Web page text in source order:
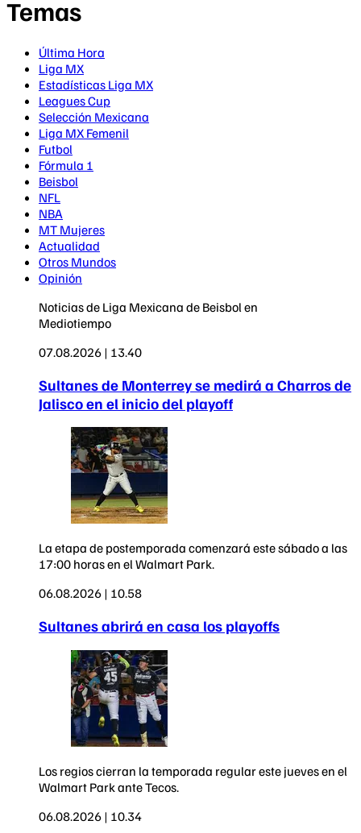
Temas
Última Hora
Liga MX
Estadísticas Liga MX
Leagues Cup
Selección Mexicana
Liga MX Femenil
Futbol
Fórmula 1
Beisbol
NFL
NBA
MT Mujeres
Actualidad
Otros Mundos
Opinión
Noticias de Liga Mexicana de Beisbol en
Mediotiempo
07.08.2026 | 13.40
Sultanes de Monterrey se medirá a Charros de
Jalisco en el inicio del playoff
La etapa de postemporada comenzará este sábado a las
17:00 horas en el Walmart Park.
06.08.2026 | 10.58
Sultanes abrirá en casa los playoffs
Los regios cierran la temporada regular este jueves en el
Walmart Park ante Tecos.
06.08.2026 | 10.34